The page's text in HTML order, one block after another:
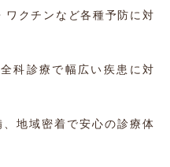
クチンなど各種予防に対
科診療で幅広い疾患に対
地域密着で安心の診療体